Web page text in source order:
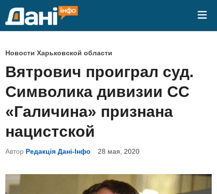
О
п
у
б
к
о
а
н
Новости Харьковской области
Вятрович проиграл суд.
Символика дивизии СС
«Галичина» признана
нацистской
Автор Редакція Дані-Інфо 28 мая, 2020